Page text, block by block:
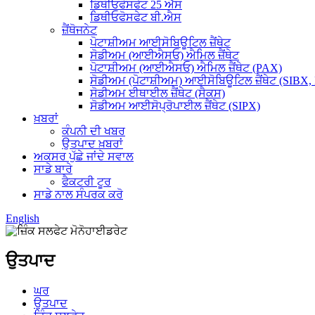
ਡਿਥੀਓਫੋਸਫੇਟ 25 ਐੱਸ
ਡਿਥੀਓਫੋਸਫੇਟ ਬੀ.ਐਸ
ਜ਼ੈਂਥੋਜਨੇਟ
ਪੋਟਾਸ਼ੀਅਮ ਆਈਸੋਬਿਊਟਿਲ ਜ਼ੈਂਥੇਟ
ਸੋਡੀਅਮ (ਆਈਐਸਓ) ਐਮਿਲ ਜ਼ੈਂਥੇਟ
ਪੋਟਾਸ਼ੀਅਮ (ਆਈਐਸਓ) ਐਮਿਲ ਜ਼ੈਂਥੇਟ (PAX)
ਸੋਡੀਅਮ (ਪੋਟਾਸ਼ੀਅਮ) ਆਈਸੋਬਿਊਟਿਲ ਜ਼ੈਂਥੇਟ (SIBX,
ਸੋਡੀਅਮ ਈਥਾਈਲ ਜ਼ੈਂਥੇਟ (ਸੈਕਸ)
ਸੋਡੀਅਮ ਆਈਸੋਪ੍ਰੋਪਾਈਲ ਜ਼ੈਂਥੇਟ (SIPX)
ਖ਼ਬਰਾਂ
ਕੰਪਨੀ ਦੀ ਖਬਰ
ਉਤਪਾਦ ਖ਼ਬਰਾਂ
ਅਕਸਰ ਪੁੱਛੇ ਜਾਂਦੇ ਸਵਾਲ
ਸਾਡੇ ਬਾਰੇ
ਫੈਕਟਰੀ ਟੂਰ
ਸਾਡੇ ਨਾਲ ਸੰਪਰਕ ਕਰੋ
English
ਉਤਪਾਦ
ਘਰ
ਉਤਪਾਦ